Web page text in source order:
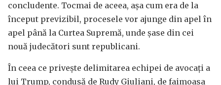
concludente. Tocmai de aceea, așa cum era de la
început previzibil, procesele vor ajunge din apel în
apel până la Curtea Supremă, unde șase din cei
nouă judecători sunt republicani.
În ceea ce privește delimitarea echipei de avocați a
lui Trump, condusă de Rudy Giuliani, de faimoasa